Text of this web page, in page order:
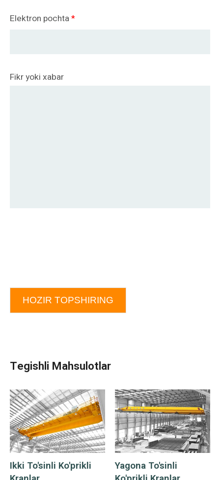
Elektron pochta*
Fikr yoki xabar
HOZIR TOPSHIRING
Tegishli Mahsulotlar
Ikki To'sinli Ko'prikli
Yagona To'sinli